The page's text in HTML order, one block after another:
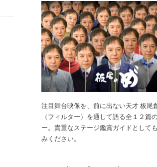
注目舞台映像を、前に出ない天才 板尾
（フィルター）を通して語る全１２篇
ー。貴重なステージ鑑賞ガイドとして
みください。